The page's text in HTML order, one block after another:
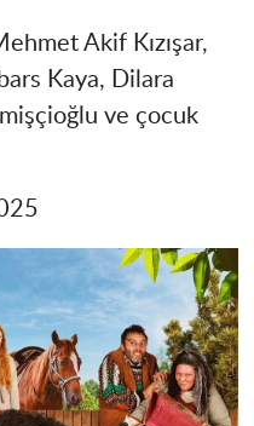
Akif Kızışar,
Kaya, Dilara
ve çocuk